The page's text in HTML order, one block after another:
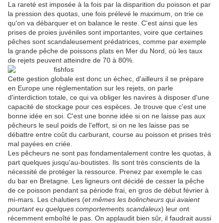
La rareté est imposée à la fois par la disparition du poisson et par
la pression des quotas, une fois prélevé le maximum, on trie ce
qu'on va débarquer et on balance le reste. C'est ainsi que les
prises de proies juvéniles sont importantes, voire que certaines
pêches sont scandaleusement prédatrices, comme par exemple
la grande pêche de poissons plats en Mer du Nord, où les taux
de rejets peuvent atteindre de 70 à 80%.
Cette gestion globale est donc un échec, d'ailleurs il se prépare
en Europe une réglementation sur les rejets, on parle
d'interdiction totale, ce qui va obliger les navires à disposer d'une
capacité de stockage pour ces espèces. Je trouve que c'est une
bonne idée en soi. C'est une bonne idée si on ne laisse pas aux
pêcheurs le seul poids de l'effort, si on ne les laisse pas se
débattre entre coût du carburant, course au poisson et prises très
mal payées en criée.
Les pêcheurs ne sont pas fondamentalement contre les quotas, à
part quelques jusqu'au-boutistes. Ils sont très conscients de la
nécessité de protéger la ressource. Prenez par exemple le cas
du bar en Bretagne. Les ligneurs ont décidé de cesser la pêche
de ce poisson pendant sa période frai, en gros de début février à
mi-mars. Les chalutiers (et mêmes les bolincheurs qui avaient
pourtant eu quelques comportements scandaleux) leur ont
récemment emboîté le pas. On applaudit bien sûr, il faudrait aussi